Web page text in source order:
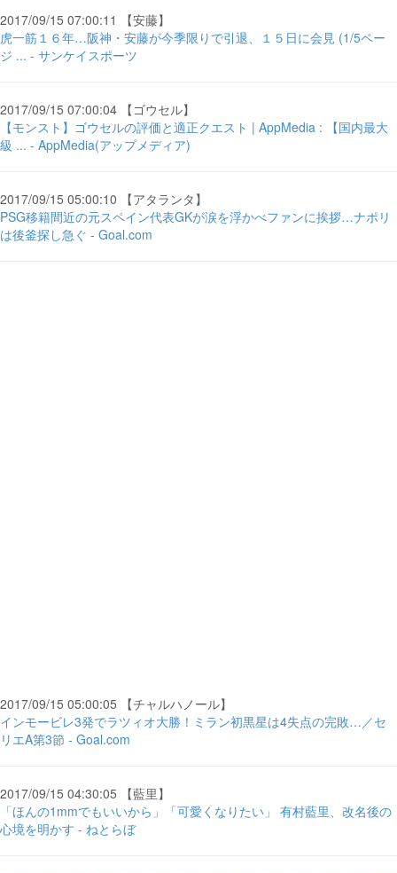
2017/09/15 07:00:11 【安藤】
虎一筋１６年…阪神・安藤が今季限りで引退、１５日に会見 (1/5ペー
ジ ... - サンケイスポーツ
2017/09/15 07:00:04 【ゴウセル】
【モンスト】ゴウセルの評価と適正クエスト | AppMedia : 【国内最大
級 ... - AppMedia(アップメディア)
2017/09/15 05:00:10 【アタランタ】
PSG移籍間近の元スペイン代表GKが涙を浮かべファンに挨拶…ナポリ
は後釜探し急ぐ - Goal.com
2017/09/15 05:00:05 【チャルハノール】
インモービレ3発でラツィオ大勝！ミラン初黒星は4失点の完敗…／セ
リエA第3節 - Goal.com
2017/09/15 04:30:05 【藍里】
「ほんの1mmでもいいから」「可愛くなりたい」 有村藍里、改名後の
心境を明かす - ねとらぼ